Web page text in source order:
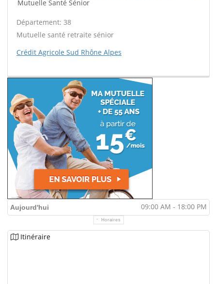
Mutuelle Santé Sénior
Département: 38
Mutuelle santé retraite sénior
Crédit Agricole Sud Rhône Alpes
Aujourd'hui 09:00 AM - 18:00 PM
Horaires
Itinéraire